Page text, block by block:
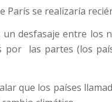
París se realizaría
desfasaje entre los
las partes (los
que los países